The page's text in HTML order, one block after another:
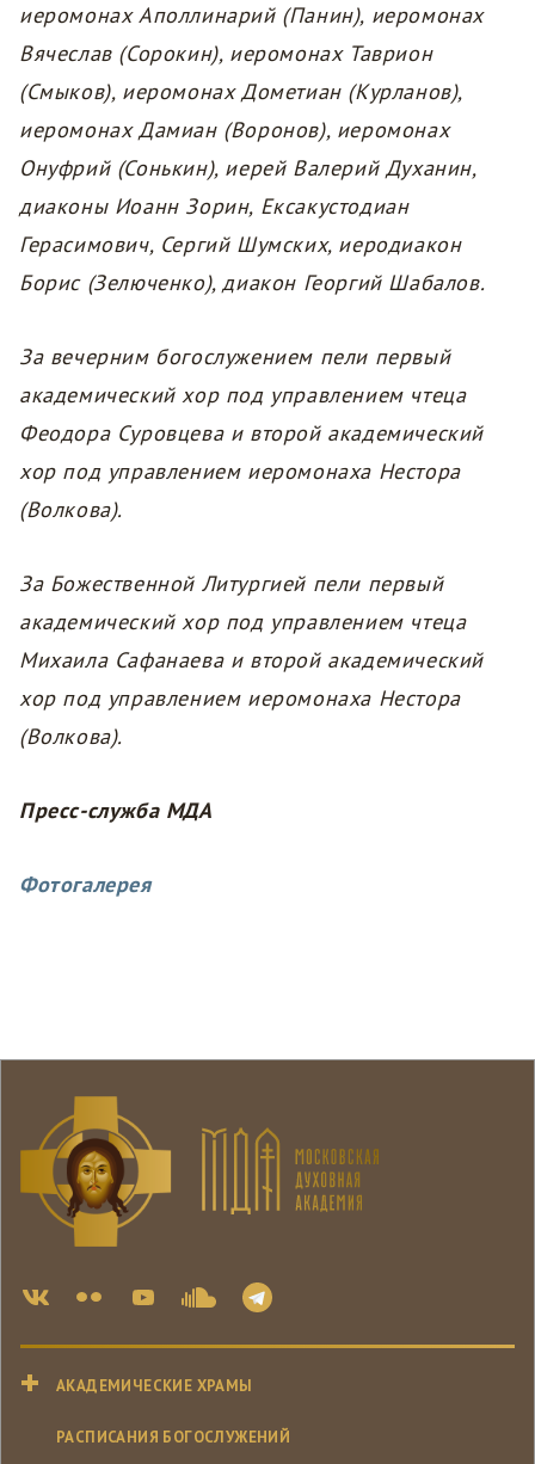
иеромонах Аполлинарий (Панин), иеромонах
Вячеслав (Сорокин), иеромонах Таврион
(Смыков), иеромонах Дометиан (Курланов),
иеромонах Дамиан (Воронов), иеромонах
Онуфрий (Сонькин), иерей Валерий Духанин,
диаконы Иоанн Зорин, Ексакустодиан
Герасимович, Сергий Шумских, иеродиакон
Борис (Зелюченко), диакон Георгий Шабалов.
За вечерним богослужением пели первый
академический хор под управлением чтеца
Феодора Суровцева и второй академический
хор под управлением иеромонаха Нестора
(Волкова).
За Божественной Литургией пели первый
академический хор под управлением чтеца
Михаила Сафанаева и второй академический
хор под управлением иеромонаха Нестора
(Волкова).
Пресс-служба МДА
Фотогалерея
АКАДЕМИЧЕСКИЕ ХРАМЫ
РАСПИСАНИЯ БОГОСЛУЖЕНИЙ